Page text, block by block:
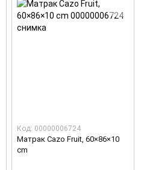
Код: 00000006724
Матрак Cazo Fruit, 60×86×10
cm